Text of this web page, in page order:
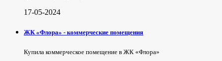
17-05-2024
ЖК «Флора» - коммерческие помещения
Купила коммерческое помещение в ЖК «Флора»